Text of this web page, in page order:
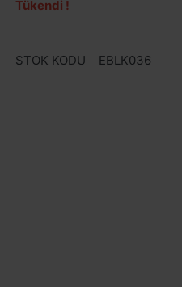
Tükendi !
STOK KODU EBLK036